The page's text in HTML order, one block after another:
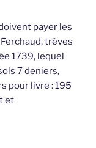
payer les
trèves
1739, lequel
7 deniers,
pour livre : 195
et